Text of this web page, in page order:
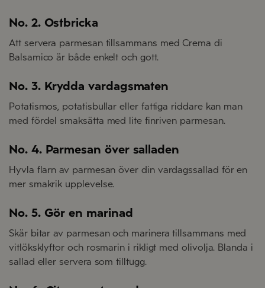
No. 2. Ostbricka
Att servera parmesan tillsammans med Crema di
Balsamico är både enkelt och gott.
No. 3. Krydda vardagsmaten
Potatismos, potatisbullar eller fattiga riddare kan man
med fördel smaksätta med lite finriven parmesan.
No. 4. Parmesan över salladen
Hyvla flarn av parmesan över din vardagssallad för en
mer smakrik upplevelse.
No. 5. Gör en marinad
Skär bitar av parmesan och marinera tillsammans med
vitlöksklyftor och rosmarin i rikligt med olivolja. Blanda i
sallad eller servera som tilltugg.